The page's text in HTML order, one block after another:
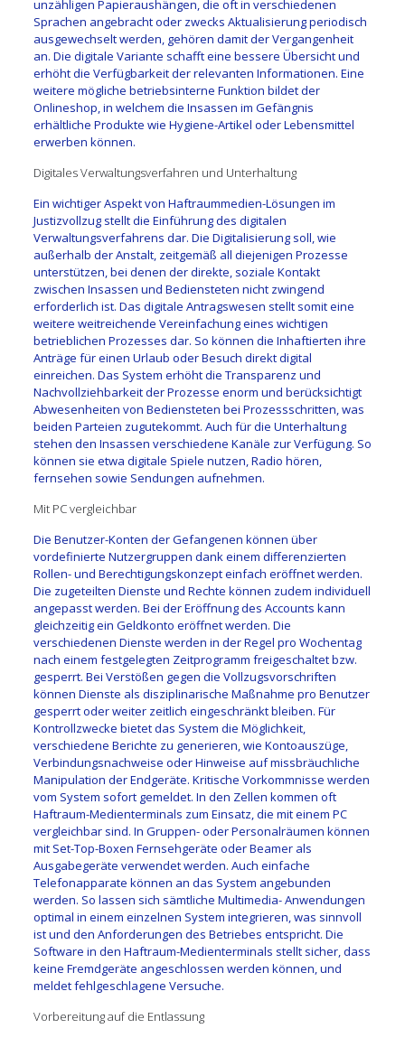
unzähligen Papieraushängen, die oft in verschiedenen
Sprachen angebracht oder zwecks Aktualisierung periodisch
ausgewechselt werden, gehören damit der Vergangenheit
an. Die digitale Variante schafft eine bessere Übersicht und
erhöht die Verfügbarkeit der relevanten Informationen. Eine
weitere mögliche betriebsinterne Funktion bildet der
Onlineshop, in welchem die Insassen im Gefängnis
erhältliche Produkte wie Hygiene-Artikel oder Lebensmittel
erwerben können.
Digitales Verwaltungsverfahren und Unterhaltung
Ein wichtiger Aspekt von Haftraummedien-Lösungen im
Justizvollzug stellt die Einführung des digitalen
Verwaltungsverfahrens dar. Die Digitalisierung soll, wie
außerhalb der Anstalt, zeitgemäß all diejenigen Prozesse
unterstützen, bei denen der direkte, soziale Kontakt
zwischen Insassen und Bediensteten nicht zwingend
erforderlich ist. Das digitale Antragswesen stellt somit eine
weitere weitreichende Vereinfachung eines wichtigen
betrieblichen Prozesses dar. So können die Inhaftierten ihre
Anträge für einen Urlaub oder Besuch direkt digital
einreichen. Das System erhöht die Transparenz und
Nachvollziehbarkeit der Prozesse enorm und berücksichtigt
Abwesenheiten von Bediensteten bei Prozessschritten, was
beiden Parteien zugutekommt. Auch für die Unterhaltung
stehen den Insassen verschiedene Kanäle zur Verfügung. So
können sie etwa digitale Spiele nutzen, Radio hören,
fernsehen sowie Sendungen aufnehmen.
Mit PC vergleichbar
Die Benutzer-Konten der Gefangenen können über
vordefinierte Nutzergruppen dank einem differenzierten
Rollen- und Berechtigungskonzept einfach eröffnet werden.
Die zugeteilten Dienste und Rechte können zudem individuell
angepasst werden. Bei der Eröffnung des Accounts kann
gleichzeitig ein Geldkonto eröffnet werden. Die
verschiedenen Dienste werden in der Regel pro Wochentag
nach einem festgelegten Zeitprogramm freigeschaltet bzw.
gesperrt. Bei Verstößen gegen die Vollzugsvorschriften
können Dienste als disziplinarische Maßnahme pro Benutzer
gesperrt oder weiter zeitlich eingeschränkt bleiben. Für
Kontrollzwecke bietet das System die Möglichkeit,
verschiedene Berichte zu generieren, wie Kontoauszüge,
Verbindungsnachweise oder Hinweise auf missbräuchliche
Manipulation der Endgeräte. Kritische Vorkommnisse werden
vom System sofort gemeldet. In den Zellen kommen oft
Haftraum-Medienterminals zum Einsatz, die mit einem PC
vergleichbar sind. In Gruppen- oder Personalräumen können
mit Set-Top-Boxen Fernsehgeräte oder Beamer als
Ausgabegeräte verwendet werden. Auch einfache
Telefonapparate können an das System angebunden
werden. So lassen sich sämtliche Multimedia- Anwendungen
optimal in einem einzelnen System integrieren, was sinnvoll
ist und den Anforderungen des Betriebes entspricht. Die
Software in den Haftraum-Medienterminals stellt sicher, dass
keine Fremdgeräte angeschlossen werden können, und
meldet fehlgeschlagene Versuche.
Vorbereitung auf die Entlassung